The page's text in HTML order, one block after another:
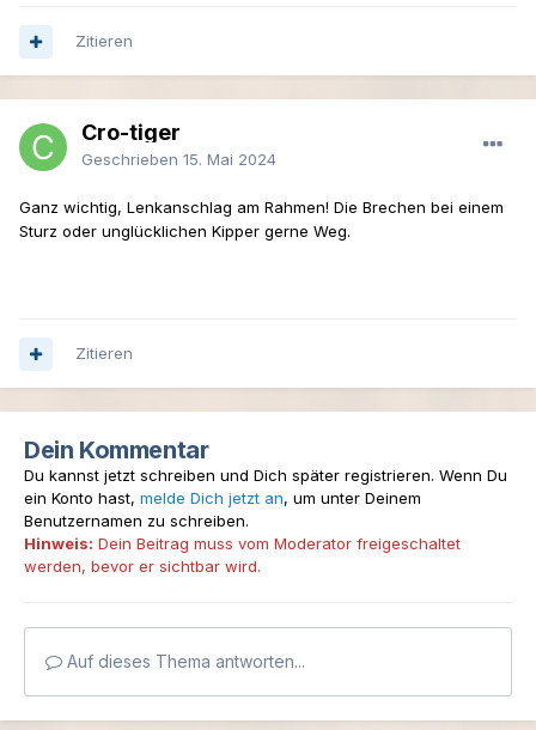
Zitieren
Cro-tiger
Geschrieben 15. Mai 2024
Ganz wichtig, Lenkanschlag am Rahmen! Die Brechen bei einem
Sturz oder unglücklichen Kipper gerne Weg.
Zitieren
Dein Kommentar
Du kannst jetzt schreiben und Dich später registrieren. Wenn Du
ein Konto hast, melde Dich jetzt an, um unter Deinem
Benutzernamen zu schreiben.
Hinweis: Dein Beitrag muss vom Moderator freigeschaltet
werden, bevor er sichtbar wird.
Auf dieses Thema antworten...